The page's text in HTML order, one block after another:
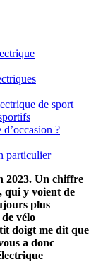
de sport
?
particulier
2023. Un chiffre
qui y voient de
plus
vélo
doigt me dit que
a donc